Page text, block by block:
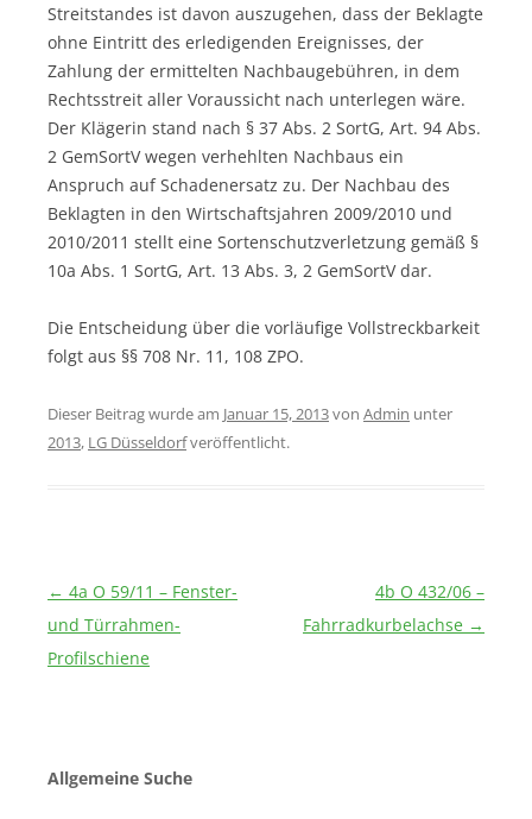
Streitstandes ist davon auszugehen, dass der Beklagte
ohne Eintritt des erledigenden Ereignisses, der
Zahlung der ermittelten Nachbaugebühren, in dem
Rechtsstreit aller Voraussicht nach unterlegen wäre.
Der Klägerin stand nach § 37 Abs. 2 SortG, Art. 94 Abs.
2 GemSortV wegen verhehlten Nachbaus ein
Anspruch auf Schadenersatz zu. Der Nachbau des
Beklagten in den Wirtschaftsjahren 2009/2010 und
2010/2011 stellt eine Sortenschutzverletzung gemäß §
10a Abs. 1 SortG, Art. 13 Abs. 3, 2 GemSortV dar.
Die Entscheidung über die vorläufige Vollstreckbarkeit
folgt aus §§ 708 Nr. 11, 108 ZPO.
Dieser Beitrag wurde am Januar 15, 2013von Admin unter
2013, LG Düsseldorfveröffentlicht.
Beitragsnavigation
← 4a O 59/11 – Fenster-
und Türrahmen-
Profilschiene
4b O 432/06 –
Fahrradkurbelachse →
Allgemeine Suche